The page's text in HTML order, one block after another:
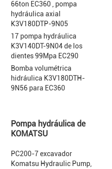
66ton EC360 , pompa
hydráulica axial
K3V180DTP-9N05
17 pompa hydráulica
K3V140DT-9N04 de los
dientes 99Mpa EC290
Bomba volumétrica
hidráulica K3V180DTH-
9N56 para EC360
Pompa hydráulica de
KOMATSU
PC200-7 excavador
Komatsu Hydraulic Pump,